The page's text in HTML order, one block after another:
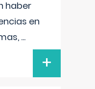
haber
en
...
+